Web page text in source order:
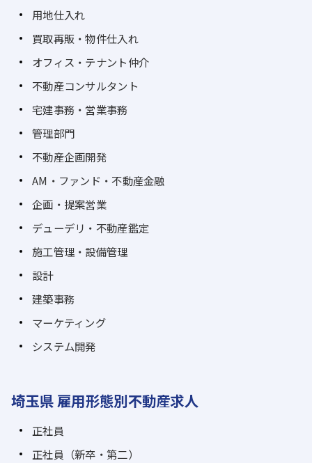
用地仕入れ
買取再販・物件仕入れ
オフィス・テナント仲介
不動産コンサルタント
宅建事務・営業事務
管理部門
不動産企画開発
AM・ファンド・不動産金融
企画・提案営業
デューデリ・不動産鑑定
施工管理・設備管理
設計
建築事務
マーケティング
システム開発
埼玉県 雇用形態別不動産求人
正社員
正社員（新卒・第二）